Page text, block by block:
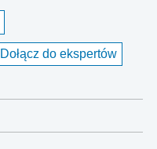
Dołącz do ekspertów